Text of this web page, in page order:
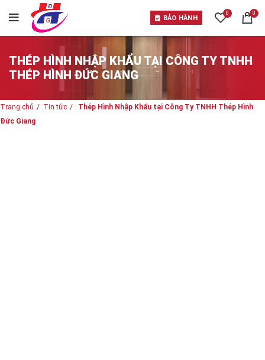
BẢO HÀNH
0 0
THÉP HÌNH NHẬP KHẨU TẠI CÔNG TY TNHH
THÉP HÌNH ĐỨC GIANG
Trang chủ Tin tức
Thép Hình Nhập Khẩu tại Công Ty TNHH Thép Hình
Đức Giang